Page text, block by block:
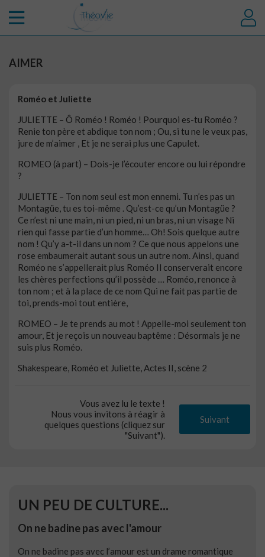
AIMER
Roméo et Juliette
JULIETTE – Ô Roméo ! Roméo ! Pourquoi es-tu Roméo ?
Renie ton père et abdique ton nom ; Ou, si tu ne le veux pas,
jure de m’aimer , Et je ne serai plus une Capulet.
ROMEO (à part) – Dois-je l’écouter encore ou lui répondre
?
JULIETTE – Ton nom seul est mon ennemi. Tu n’es pas un
Montagüe, tu es toi-même . Qu’est-ce qu’un Montagüe ?
Ce n’est ni une main, ni un pied, ni un bras, ni un visage Ni
rien qui fasse partie d’un homme… Oh! Sois quelque autre
nom ! Qu’y a-t-il dans un nom ? Ce que nous appelons une
rose embaumerait autant sous un autre nom. Ainsi, quand
Roméo ne s’appellerait plus Roméo Il conserverait encore
les chères perfections qu’il possède … Roméo, renonce à
ton nom ; et à la place de ce nom Qui ne fait pas partie de
toi, prends-moi tout entière,
ROMEO – Je te prends au mot ! Appelle-moi seulement ton
amour, Et je reçois un nouveau baptême : Désormais je ne
suis plus Roméo.
Shakespeare, Roméo et Juliette, Actes II, scène 2
Vous avez lu le texte !
Nous vous invitons à réagir à
quelques questions (cliquez sur
"Suivant").
Suivant
UN PEU DE CULTURE...
On ne badine pas avec l'amour
On ne badine pas avec l’amour est un drame romantique